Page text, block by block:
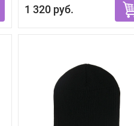
1 320 руб.